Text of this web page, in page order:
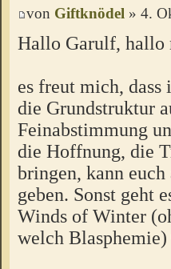
von Giftknödel » 4.
Hallo Garulf, hallo
es freut mich,
die Grundstruktur
Feinabstimmung
die Hoffnung, die
bringen, kann
geben. Sonst geht
Winds of Winter
welch Blasphemie)